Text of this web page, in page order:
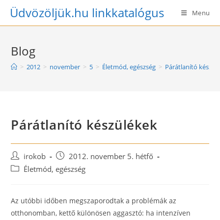
SkipÜdvözöljük.hu linkkatalógus Menu
Blog
> 2012 > november > 5 > Életmód, egészség > Párátlanító
Párátlanító készülékek
Post
author:
irokob
Post
published:
2012. november 5. hétfő
PostÉletmód, egészség
Az utóbbi időben megszaporodtak a problémák az
otthonomban, kettő különösen aggasztó: ha intenzíven